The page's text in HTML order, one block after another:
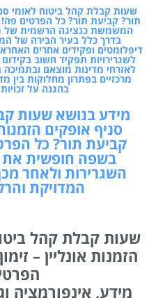
המשמשת כנציגה הרשמית של
בדרך כלל בעיר הבירה של
דיפלומטים ופקידים אחרים
לשגרירויות תפקיד חשוב
לאזרחי מדינות מוצאם
מרכזיים בפתרון מחלוקות בין
בהגנה על
מידע בנושא שעות
סניף אופקים הזמנות
קביעת תור? כל
בשפה חופשית את
השגרירות ולאחר
המדויקת
הזמנות אונליין –
מידע, אינפורמציה